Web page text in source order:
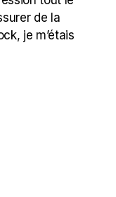
de la
je m’étais